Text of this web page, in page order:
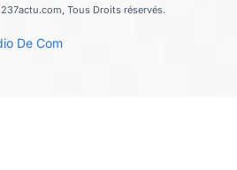
Tous Droits réservés.
De Com